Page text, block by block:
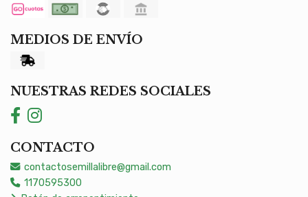
MEDIOS DE ENVÍO
NUESTRAS REDES SOCIALES
CONTACTO
contactosemillalibre@gmail.com
1170595300